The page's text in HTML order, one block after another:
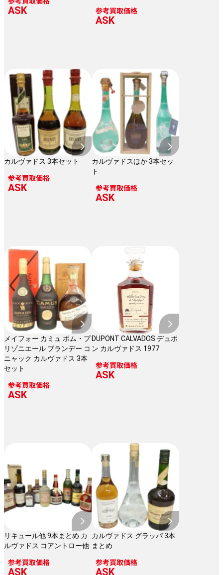
ASK 参考買取価格
ASK
カルヴァドス 3本セット
参考買取価格
ASK
カルヴァドスほか 3本セッ
ト
参考買取価格
ASK
メイフォー カミュ ポム・プ
リゾニエール ブランデー コ
ニャック カルヴァドス 3本
セット
参考買取価格
ASK
DUPONT CALVADOS デュポ
ン カルヴァドス 1977
参考買取価格
ASK
リキュール他 9本まとめ カ
ルヴァドス コアントロー他
参考買取価格
ASK
カルヴァドス グラッパ 3本
まとめ
参考買取価格
ASK